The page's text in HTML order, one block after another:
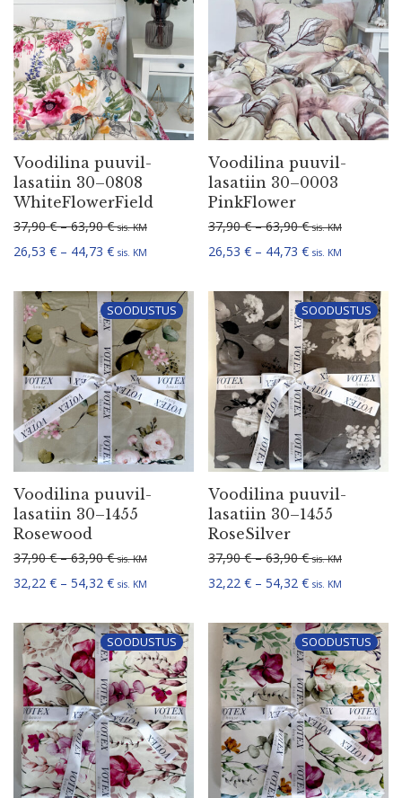
Voodilina puuvil­
la­satiin 30–0808
WhiteFlowerField
37,90€ – 63,90€Hinnavahemik: 37,90 € kuni 63,90 €
sis. KM
26,53 € – 44,73 €Hinnavahemik: 26,53 € kuni 44,73 €
sis. KM
Voodilina puuvil­
la­satiin 30–0003
PinkFlower
37,90€ – 63,90€Hinnavahemik:
sis. KM
26,53 € – 44,73 €Hinnavahemik:
sis. KM
SOODUSTUS
Voodilina puuvil­
la­satiin 30–1455
Rosewood
37,90€ – 63,90€Hinnavahemik: 37,90 € kuni 63,90 €
sis. KM
32,22 € – 54,32 €Hinnavahemik: 32,22 € kuni 54,32 €
sis. KM
SOODUSTUS
Voodilina puuvil­
la­satiin 30–1455
RoseSilver
37,90€ – 63,90€Hinnavahemik:
sis. KM
32,22 € – 54,32 €Hinnavahemik:
sis. KM
SOODUSTUS SOODUSTUS